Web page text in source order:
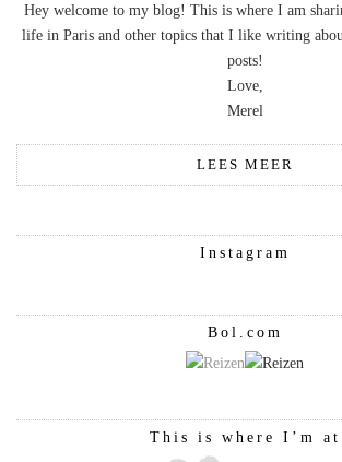
Hey welcome to my blog! This is where I am
life in Paris and other topics that I like writing
posts!
Love,
Merel
LEES MEER
Instagram
Bol.com
This is where I’m at